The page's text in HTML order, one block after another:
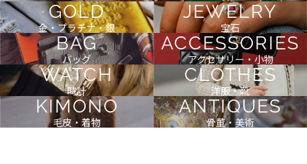
GOLD
金・プラチナ・銀
JEWELRY
宝石
BAG
バッグ
ACCESSORIES
アクセサリー・小物
WATCH
時計
CLOTHES
洋服・靴
KIMONO
毛皮・着物
ANTIQUES
骨董・美術